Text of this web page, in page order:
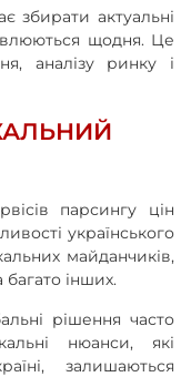
збирати актуальні
щодня. Це
аналізу ринку і
парсингу цін
українського
майданчиків,
інших.
рішення часто
нюанси, які
залишаються